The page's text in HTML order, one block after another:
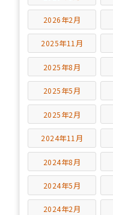
2026年2月
2025年11月
2025年8月
2025年5月
2025年2月
2024年11月
2024年8月
2024年5月
2024年2月